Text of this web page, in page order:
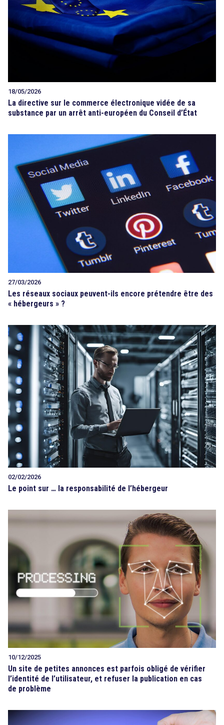
18/05/2026
La directive sur le commerce électronique vidée de sa
substance par un arrêt anti-européen du Conseil d’État
27/03/2026
Les réseaux sociaux peuvent-ils encore prétendre être des
« hébergeurs » ?
02/02/2026
Le point sur … la responsabilité de l’hébergeur
10/12/2025
Un site de petites annonces est parfois obligé de vérifier
l’identité de l’utilisateur, et refuser la publication en cas
de problème
search